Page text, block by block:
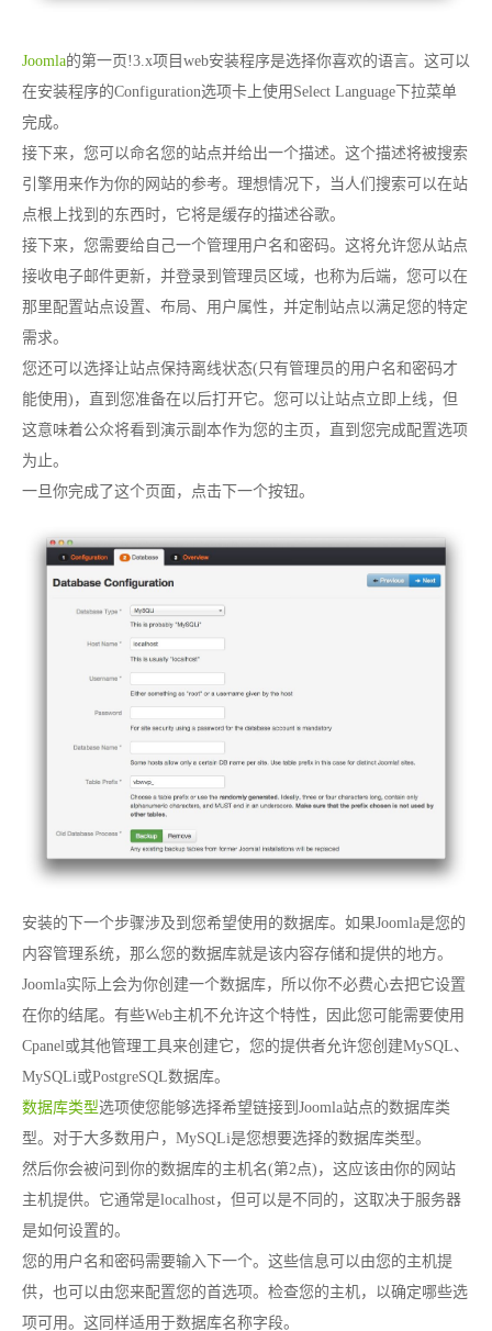
Joomla的第一页!3.x项目web安装程序是选择你喜欢的语言。这可以
在安装程序的Configuration选项卡上使用Select Language下拉菜单
完成。
接下来，您可以命名您的站点并给出一个描述。这个描述将被搜索
引擎用来作为你的网站的参考。理想情况下，当人们搜索可以在站
点根上找到的东西时，它将是缓存的描述谷歌。
接下来，您需要给自己一个管理用户名和密码。这将允许您从站点
接收电子邮件更新，并登录到管理员区域，也称为后端，您可以在
那里配置站点设置、布局、用户属性，并定制站点以满足您的特定
需求。
您还可以选择让站点保持离线状态(只有管理员的用户名和密码才
能使用)，直到您准备在以后打开它。您可以让站点立即上线，但
这意味着公众将看到演示副本作为您的主页，直到您完成配置选项
为止。
一旦你完成了这个页面，点击下一个按钮。
安装的下一个步骤涉及到您希望使用的数据库。如果Joomla是您的
内容管理系统，那么您的数据库就是该内容存储和提供的地方。
Joomla实际上会为你创建一个数据库，所以你不必费心去把它设置
在你的结尾。有些Web主机不允许这个特性，因此您可能需要使用
Cpanel或其他管理工具来创建它，您的提供者允许您创建MySQL、
MySQLi或PostgreSQL数据库。
数据库类型选项使您能够选择希望链接到Joomla站点的数据库类
型。对于大多数用户，MySQLi是您想要选择的数据库类型。
然后你会被问到你的数据库的主机名(第2点)，这应该由你的网站
主机提供。它通常是localhost，但可以是不同的，这取决于服务器
是如何设置的。
您的用户名和密码需要输入下一个。这些信息可以由您的主机提
供，也可以由您来配置您的首选项。检查您的主机，以确定哪些选
项可用。这同样适用于数据库名称字段。